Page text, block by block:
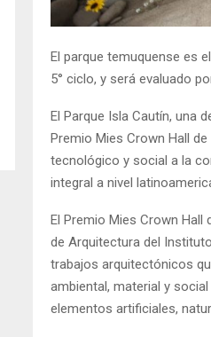
El parque temuquense es
5° ciclo, y será evaluado
El Parque Isla Cautín, una
Premio Mies Crown Hall
tecnológico y social a la
integral a nivel
El Premio Mies Crown Hall
de Arquitectura del
trabajos arquitectónicos
ambiental, material y
elementos artificiales,